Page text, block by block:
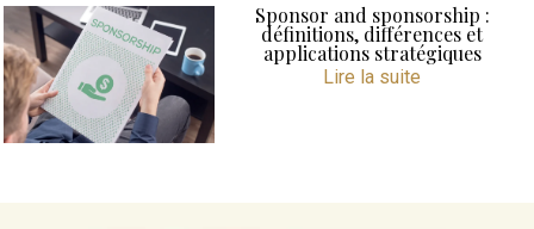
Sponsor and sponsorship :
définitions, différences et
applications stratégiques
Lire la suite